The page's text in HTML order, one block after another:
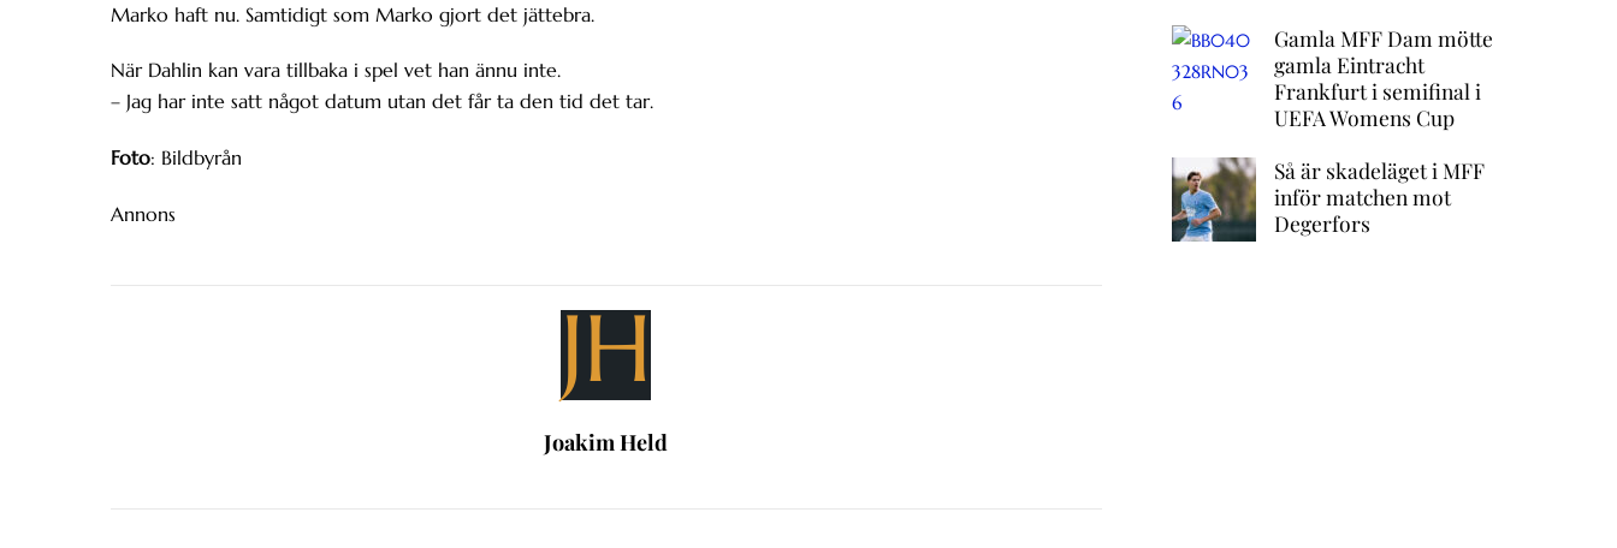
Marko haft nu. Samtidigt som Marko gjort det jättebra.
När Dahlin kan vara tillbaka i spel vet han ännu inte.
– Jag har inte satt något datum utan det får ta den tid det tar.
Foto: Bildbyrån
Annons
JH
Joakim Held
Gamla MFF Dam mötte
gamla Eintracht
Frankfurt i semifinal i
UEFA Womens Cup
Så är skadeläget i MFF
inför matchen mot
Degerfors